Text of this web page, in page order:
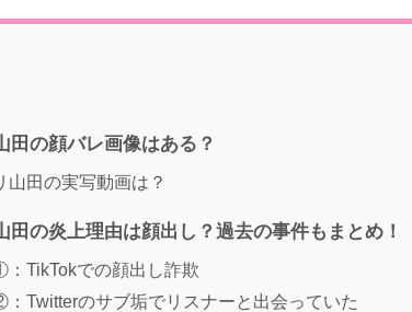
田の顔バレ画像はある？
山田の実写動画は？
田の炎上理由は顔出し？過去の事件もまとめ！
TikTokでの顔出し詐欺
Twitterのサブ垢でリスナーと出会っていた